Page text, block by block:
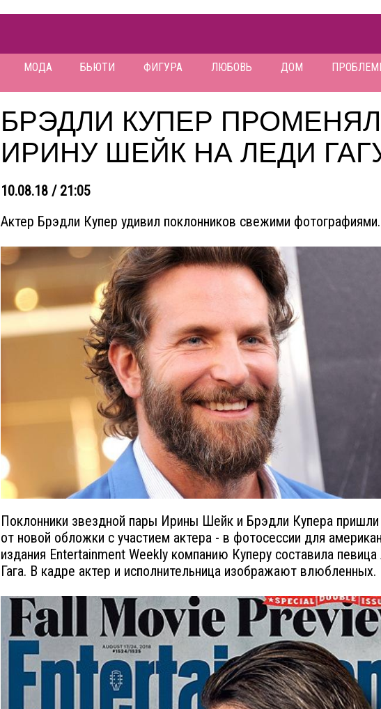
МОДА БЬЮТИ ФИГУРА ЛЮБОВЬ ДОМ
БРЭДЛИ КУПЕР ПРОМЕНЯЛ
ИРИНУ ШЕЙК НА ЛЕДИ
10.08.18 / 21:05
Актер Брэдли Купер удивил поклонников свежими фотографиями.
Поклонники звездной пары Ирины Шейк и Брэдли Купера
от новой обложки с участием актера - в фотосессии для
издания Entertainment Weekly компанию Куперу составила
Гага. В кадре актер и исполнительница изображают влюбленных.